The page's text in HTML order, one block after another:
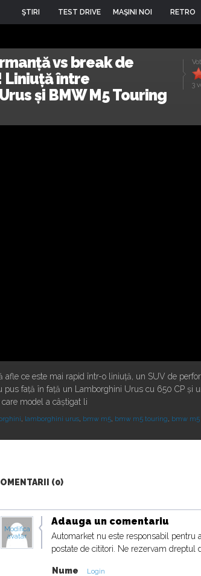
ŞTIRI TEST DRIVE MAŞINI NOI RETRO
3
vs break de
între
și BMW M5 Touring
afle ce este mai rapid într-o liniuță, un SUV de
pus față în față un Lamborghini Urus cu 650 CP și
model a câștigat li
, lamborghini urus, bmw m5, bmw m5 touring, bmw m5
(0)
Modifica
avatar
Adauga un comentariu
Automarket nu este responsabil pentru
postate de cititori. Ne rezervam dreptul
Nume Login